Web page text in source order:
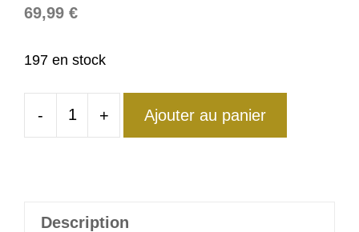
69,99 €
197 en stock
-
quantité
Argent
+ Ajouter au panier
Description